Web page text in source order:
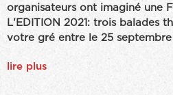
organisateurs ont imaginé une
L'EDITION 2021: trois balades
votre gré entre le 25
lire plus